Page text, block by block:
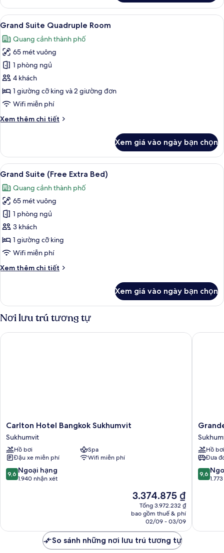
Executive
Suite
for
persons
Xem
tất
cả
ảnh
Grand
Suite
Quadruple
Room
Bộ đồ giường cao cấp, chăn bông,
7
Grand Suite Quadruple Room
Quang cảnh thành phố
65 mét vuông
1 phòng ngủ
4 khách
1 giường cỡ king và 2 giường đơn
Wifi miễn phí
Xem thêm chi tiết
Chi
Grand
Suite
Quadruple
Xem giá vào ngày bạn chọn
Xem
tất
cả
ảnh
Grand
Suite
(Free
Extra
Bộ đồ giường cao cấp, chăn bông,
7
Grand Suite (Free Extra Bed)
Quang cảnh thành phố
65 mét vuông
1 phòng ngủ
3 khách
1 giường cỡ king
Wifi miễn phí
Xem thêm chi tiết
Chi
Grand
(Free
Bed)
Xem giá vào ngày bạn chọn
Nơi lưu trú tương tự
Carlton
Hotel
Bangkok
Sukhumvit
Sukhumvit
Carlton Hotel Bangkok Sukhumvit
Sukhumvit
Hồ bơi
Spa
Đậu xe miễn phí
Wifi miễn phí
9.6
trên
xét
9,6 Ngoại hạng
1.940 nhận xét
Giá
hiện
tại
3.374.875 ₫
3.374.875 ₫
Tổng 3.972.232 ₫
bao gồm thuế & phí
02/09 - 03/09
Carlton Hotel Bangkok Sukhumvit
Grande
Centre
Point
55
Hồ bơi
Đưa
9.6
trên
xét
9,6
Grande
So sánh những nơi lưu trú tương tự